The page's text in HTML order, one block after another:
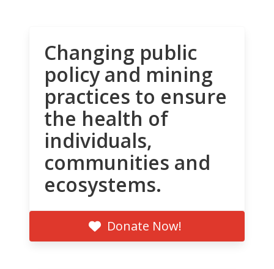
Changing public
policy and mining
practices to ensure
the health of
individuals,
communities and
ecosystems.
Donate Now!